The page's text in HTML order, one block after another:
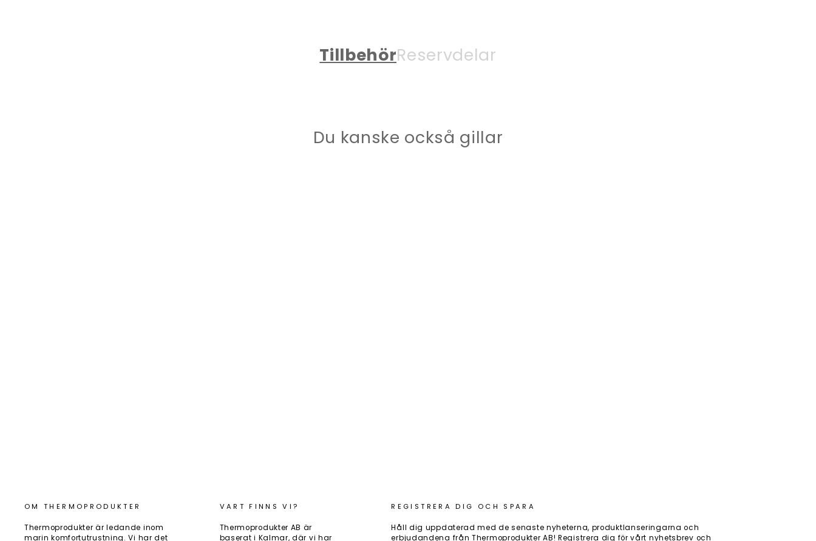
TillbehörReservdelar
Du kanske också gillar
OM THERMOPRODUKTER
Thermoprodukter är ledande inom
marin komfortutrustning. Vi har det
VART FINNS VI?
Thermoprodukter AB är
baserat i Kalmar, där vi har
REGISTRERA DIG OCH SPARA
Håll dig uppdaterad med de senaste nyheterna, produktlanseringarna och
erbjudandena från Thermoprodukter AB! Registrera dig för vårt nyhetsbrev och